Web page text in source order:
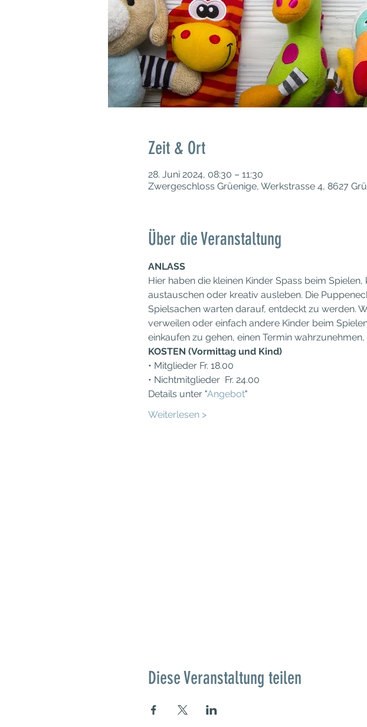
Zeit & Ort
28. Juni 2024, 08:30 – 11:30
Zwergeschloss Grüenige, Werkstrasse 4, 8627
Über die Veranstaltung
ANLASS
Hier haben die kleinen Kinder Spass beim
austauschen oder kreativ ausleben. Die
Spielsachen warten darauf, entdeckt zu werden.
verweilen oder einfach andere Kinder beim
einkaufen zu gehen, einen Termin
KOSTEN (Vormittag und Kind)
• Mitglieder Fr. 18.00
• Nichtmitglieder  Fr. 24.00
Details unter "Angebot"
Weiterlesen >
Diese Veranstaltung teilen